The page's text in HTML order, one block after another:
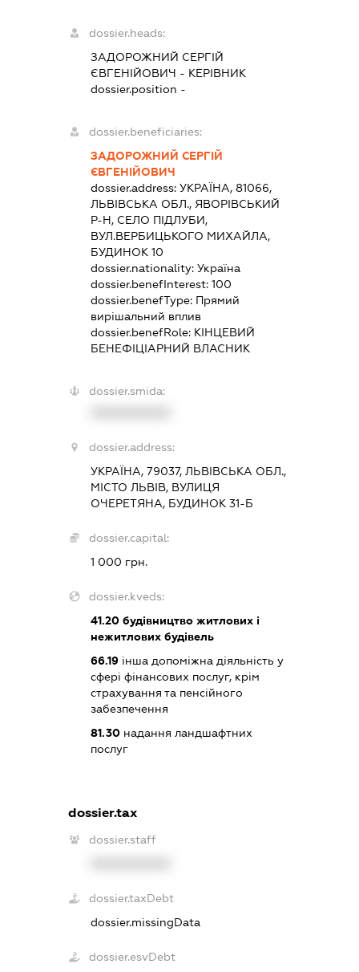
dossier.heads:
ЗАДОРОЖНИЙ СЕРГІЙ
ЄВГЕНІЙОВИЧ - КЕРІВНИК
dossier.position -
dossier.beneficiaries:
ЗАДОРОЖНИЙ СЕРГІЙ
ЄВГЕНІЙОВИЧ
dossier.address:УКРАЇНА, 81066,
ЛЬВІВСЬКА ОБЛ., ЯВОРІВСЬКИЙ
Р-Н, СЕЛО ПІДЛУБИ,
ВУЛ.ВЕРБИЦЬКОГО МИХАЙЛА,
БУДИНОК 10
dossier.nationality:Україна
dossier.benefInterest:100
dossier.benefType: Прямий
вирішальний вплив
dossier.benefRole: КІНЦЕВИЙ
БЕНЕФІЦІАРНИЙ ВЛАСНИК
dossier.smida:
dossier.address:
УКРАЇНА, 79037, ЛЬВІВСЬКА ОБЛ.,
МІСТО ЛЬВІВ, ВУЛИЦЯ
ОЧЕРЕТЯНА, БУДИНОК 31-Б
dossier.capital:
1 000 грн.
dossier.kveds:
41.20 будівництво житлових і
нежитлових будівель
66.19 інша допоміжна діяльність у
сфері фінансових послуг, крім
страхування та пенсійного
забезпечення
81.30 надання ландшафтних
послуг
dossier.tax
dossier.staff
dossier.taxDebt
dossier.missingData
dossier.esvDebt